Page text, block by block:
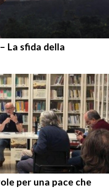
La sfida della
per una pace che